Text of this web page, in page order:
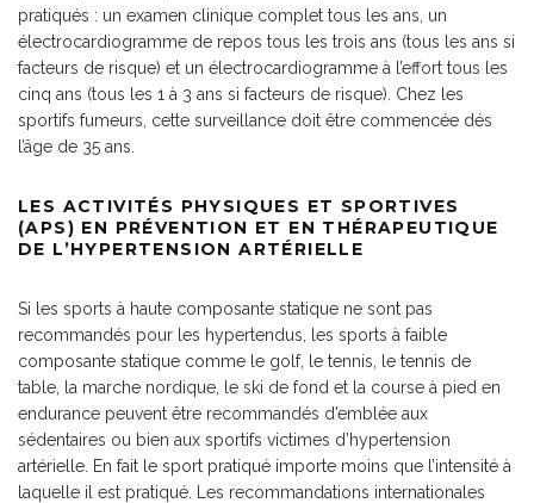
pratiqués : un examen clinique complet tous les ans, un
électrocardiogramme de repos tous les trois ans (tous les ans si
facteurs de risque) et un électrocardiogramme à l’effort tous les
cinq ans (tous les 1 à 3 ans si facteurs de risque). Chez les
sportifs fumeurs, cette surveillance doit être commencée dés
l’âge de 35 ans.
LES ACTIVITÉS PHYSIQUES ET SPORTIVES
(APS) EN PRÉVENTION ET EN THÉRAPEUTIQUE
DE L’HYPERTENSION ARTÉRIELLE
Si les sports à haute composante statique ne sont pas
recommandés pour les hypertendus, les sports à faible
composante statique comme le golf, le tennis, le tennis de
table, la marche nordique, le ski de fond et la course à pied en
endurance peuvent être recommandés d’emblée aux
sédentaires ou bien aux sportifs victimes d’hypertension
artérielle. En fait le sport pratiqué importe moins que l’intensité à
laquelle il est pratiqué. Les recommandations internationales